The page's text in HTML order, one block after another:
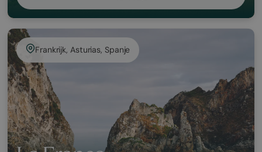
Frankrijk, Asturias, Spanje